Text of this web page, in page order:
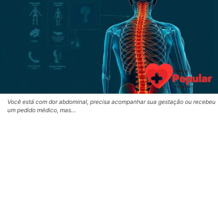
Você está com dor abdominal, precisa acompanhar sua gestação ou recebeu
um pedido médico, mas…